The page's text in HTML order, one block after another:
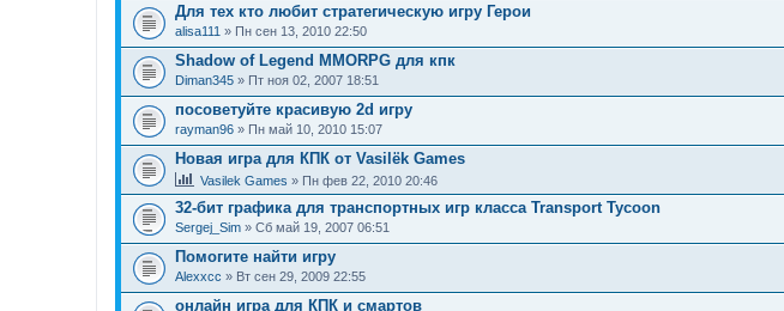
Для тех кто любит стратегическую игру Герои
alisa111 » Пн сен 13, 2010 22:50
Shadow of Legend MMORPG для кпк
Diman345 » Пт ноя 02, 2007 18:51
посоветуйте красивую 2d игру
rayman96 » Пн май 10, 2010 15:07
Новая игра для КПК от Vasilёk Games
Vasilek Games » Пн фев 22, 2010 20:46
32-бит графика для транспортных игр класса Transport Tycoon
Sergej_Sim » Сб май 19, 2007 06:51
Помогите найти игру
Alexxcc » Вт сен 29, 2009 22:55
онлайн игра для КПК и смартов